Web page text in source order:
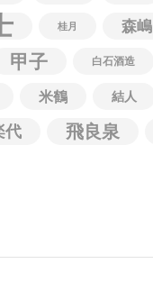
桂月 森嶋
甲子 白石酒造
米鶴 結人
代 飛良泉